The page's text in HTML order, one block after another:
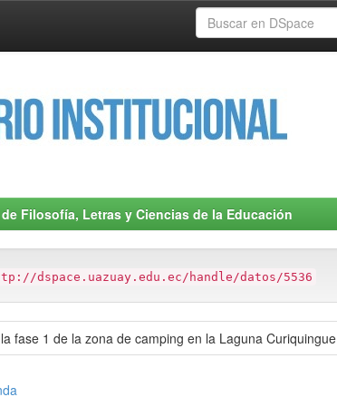
Filosofía, Letras y Ciencias de la Educación
dspace.uazuay.edu.ec/handle/datos/5536
fase 1 de la zona de camping en la Laguna Curiquingue